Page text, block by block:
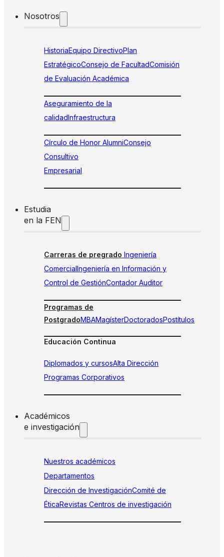
Nosotros
HistoriaEquipo DirectivoPlan
EstratégicoConsejo de FacultadComisión
de Evaluación Académica
Aseguramiento de la
calidadInfraestructura
Círculo de Honor AlumniConsejo
Consultivo
Empresarial
Estudia
en la FEN
Carreras de pregrado Ingeniería
ComercialIngeniería en Información y
Control de GestiónContador Auditor
Programas de
PostgradoMBAMagísterDoctoradosPostítulos
Educación Continua
Diplomados y cursosAlta Dirección
Programas Corporativos
Académicos
e investigación
Nuestros académicos
Departamentos
Dirección de InvestigaciónComité de
ÉticaRevistas Centros de investigación